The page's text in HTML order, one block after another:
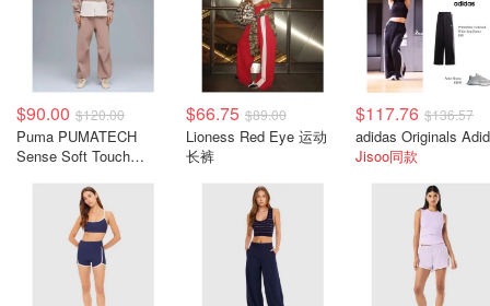
$90.00 $120.00
Puma PUMATECH
Sense Soft Touch
$66.75 $89.00
Lioness Red Eye 运动
长裤
$117.76 $136.57
Jisoo同款